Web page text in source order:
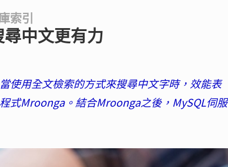
索引
中文更有力
使用全文檢索的方式來搜尋中文字時，效能表
式Mroonga。結合Mroonga之後，MySQL伺服